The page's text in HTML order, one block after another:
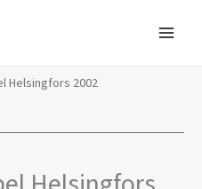
Helsingfors 2002